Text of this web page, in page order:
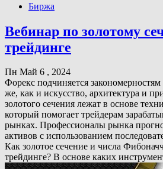
Биржа
Вебинар по золотому
трейдинге
Пн Май 6 , 2024
Форекс подчиняется закономерностям
же, как и искусство, архитектура и
золотого сечения лежат в основе
который помогает трейдерам
рынках. Профессионалы рынка
активов с использованием
Как золотое сечение и числа
трейдинге? В основе каких